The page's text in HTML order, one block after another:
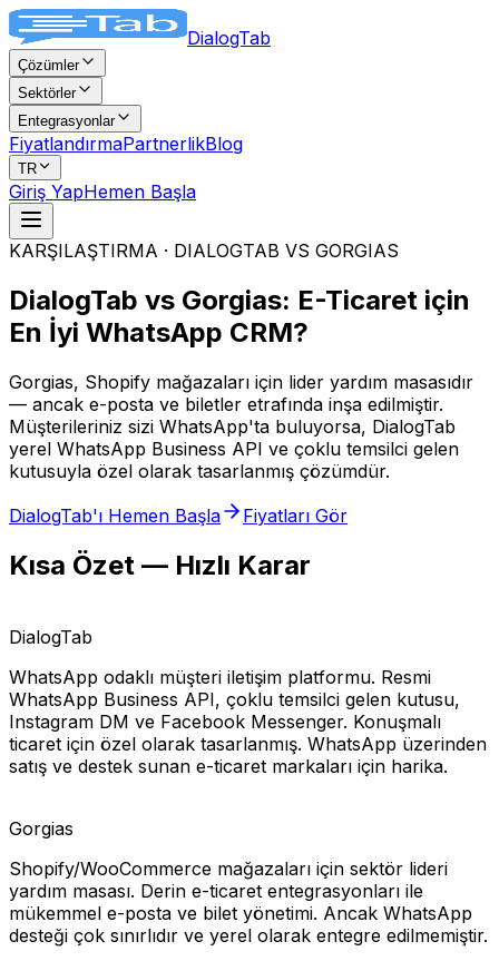
DialogTab
Çözümler
Sektörler
Entegrasyonlar
FiyatlandırmaPartnerlikBlog
TR
Giriş YapHemen Başla
KARŞILAŞTIRMA · DIALOGTAB VS GORGIAS
DialogTab vs Gorgias: E-Ticaret için
En İyi WhatsApp CRM?
Gorgias, Shopify mağazaları için lider yardım masasıdır
— ancak e-posta ve biletler etrafında inşa edilmiştir.
Müşterileriniz sizi WhatsApp'ta buluyorsa, DialogTab
yerel WhatsApp Business API ve çoklu temsilci gelen
kutusuyla özel olarak tasarlanmış çözümdür.
DialogTab'ı Hemen Başla
Fiyatları Gör
Kısa Özet — Hızlı Karar
DialogTab
WhatsApp odaklı müşteri iletişim platformu. Resmi
WhatsApp Business API, çoklu temsilci gelen kutusu,
Instagram DM ve Facebook Messenger. Konuşmalı
ticaret için özel olarak tasarlanmış. WhatsApp üzerinden
satış ve destek sunan e-ticaret markaları için harika.
Gorgias
Shopify/WooCommerce mağazaları için sektör lideri
yardım masası. Derin e-ticaret entegrasyonları ile
mükemmel e-posta ve bilet yönetimi. Ancak WhatsApp
desteği çok sınırlıdır ve yerel olarak entegre edilmemiştir.